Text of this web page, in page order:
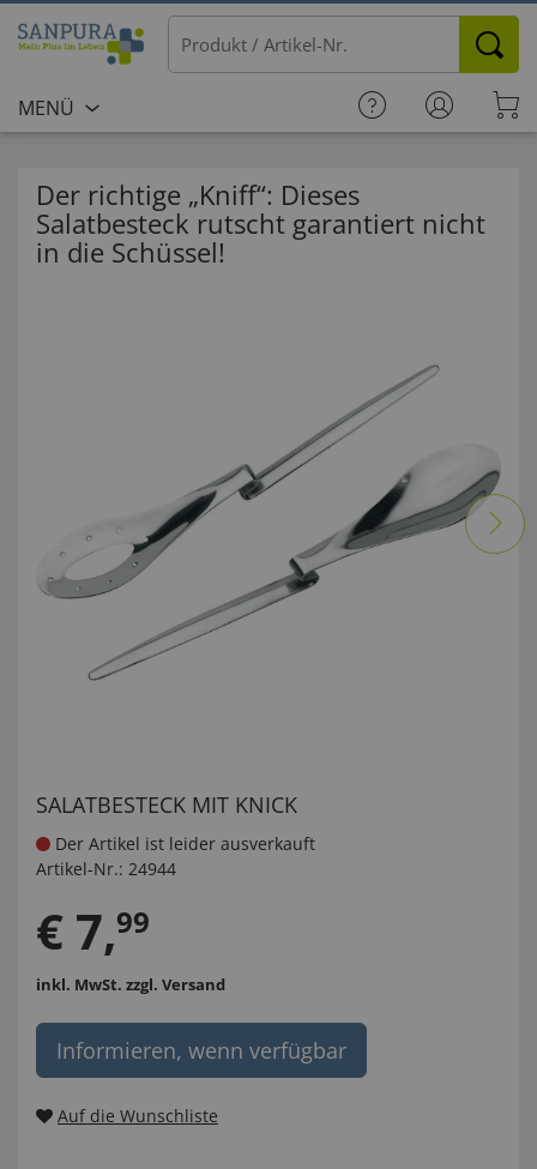
MENÜ
Der richtige „Kniff“: Dieses
Salatbesteck rutscht garantiert nicht
in die Schüssel!
SALATBESTECK MIT KNICK
Der Artikel ist leider ausverkauft
Artikel-Nr.: 24944
€ 7,99
inkl. MwSt. zzgl. Versand
Informieren, wenn verfügbar
Auf die Wunschliste